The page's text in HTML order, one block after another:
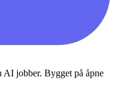
jobber. Bygget på åpne